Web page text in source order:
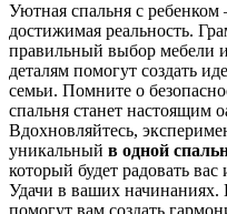
Уютная спальня с
достижимая реальность.
правильный выбор мебели
деталям помогут создать
семьи. Помните о
спальня станет настоящим
Вдохновляйтесь,
уникальный в одной
который будет радовать
Удачи в ваших
помогут вам создать